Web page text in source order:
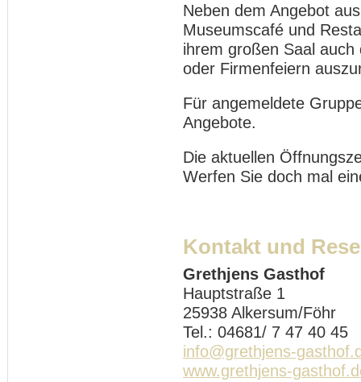
Neben dem Angebot aus
Museumscafé und
ihrem großen Saal
oder Firmenfeiern
Für angemeldete
Angebote.
Die aktuellen
Werfen Sie doch mal
Kontakt und
Grethjens Gasthof
Hauptstraße 1
25938 Alkersum/Föhr
Tel.: 04681/ 7 47 40 45
info@grethjens-
www.grethjens-